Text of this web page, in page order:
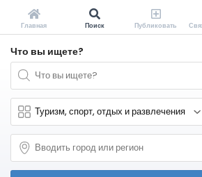
Что вы ищете?
Главная Поиск Публиковать